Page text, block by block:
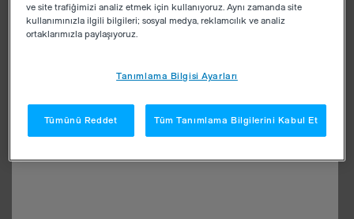
ve site trafiğimizi analiz etmek için kullanıyoruz. Aynı zamanda site
kullanımınızla ilgili bilgileri; sosyal medya, reklamcılık ve analiz
ortaklarımızla paylaşıyoruz.
Tanımlama Bilgisi Ayarları
Tümünü Reddet Tüm Tanımlama Bilgilerini Kabul Et